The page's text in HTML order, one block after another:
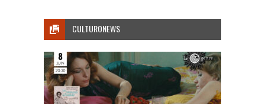
CULTURONEWS